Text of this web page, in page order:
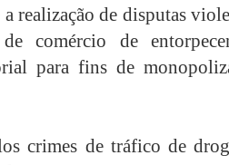
realização de disputas
comércio de
para fins de
crimes de tráfico de